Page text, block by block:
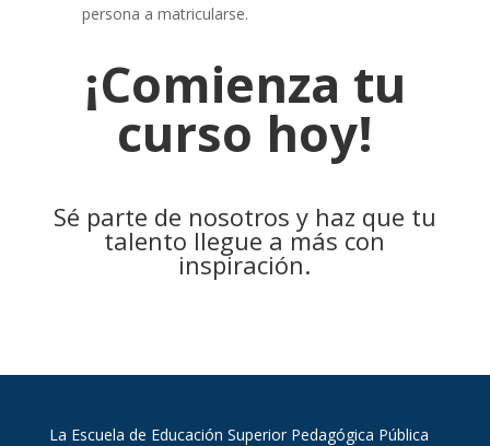
persona a matricularse.
¡Comienza tu
curso hoy!
Sé parte de nosotros y haz que tu
talento llegue a más con
inspiración.
La Escuela de Educación Superior Pedagógica Pública